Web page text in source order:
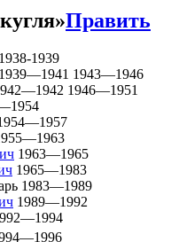
Править
1939
1939—1941 1943—1946
1946—1951
1963—1965
1965—1983
1983—1989
1989—1992